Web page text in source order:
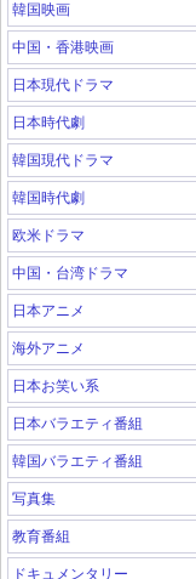
韓国映画
中国・香港映画
日本現代ドラマ
日本時代劇
韓国現代ドラマ
韓国時代劇
欧米ドラマ
中国・台湾ドラマ
日本アニメ
海外アニメ
日本お笑い系
日本バラエティ番組
韓国バラエティ番組
写真集
教育番組
ドキュメンタリー